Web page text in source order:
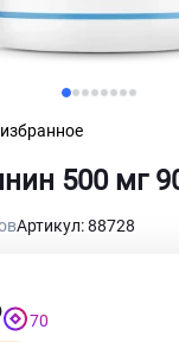
500 мг
Артикул: 88728
70